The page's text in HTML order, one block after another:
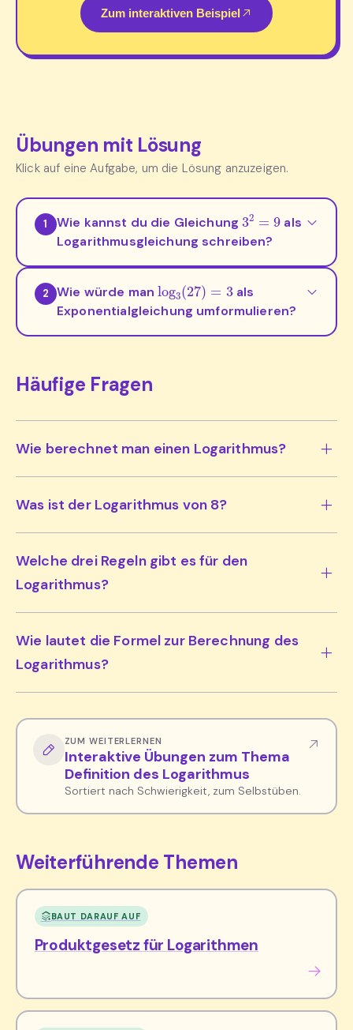
Zum interaktiven Beispiel
Übungen mit Lösung
Klick auf eine Aufgabe, um die Lösung anzuzeigen.
1 Wie kannst du die Gleichung32 9 als
Logarithmusgleichung schreiben?
2 Wie würde manlog 3(27 3als
Exponentialgleichung umformulieren?
Häufige Fragen
Wie berechnet man einen Logarithmus?
Was ist der Logarithmus von 8?
Welche drei Regeln gibt es für den
Logarithmus?
Wie lautet die Formel zur Berechnung des
Logarithmus?
ZUM WEITERLERNEN
Interaktive Übungen zum Thema
Definition des Logarithmus
Sortiert nach Schwierigkeit, zum Selbstüben.
Weiterführende Themen
BAUT DARAUF AUF
Produktgesetz für Logarithmen